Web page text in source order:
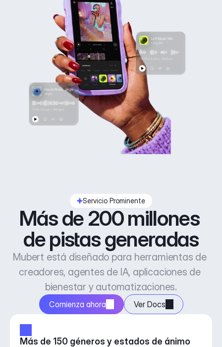
Servicio Prominente
Más de 200 millones
de pistas generadas
Mubert está diseñado para herramientas de
creadores, agentes de IA, aplicaciones de
bienestar y automatizaciones.
Comienza ahora Ver Docs
Más de 150 géneros y estados de ánimo